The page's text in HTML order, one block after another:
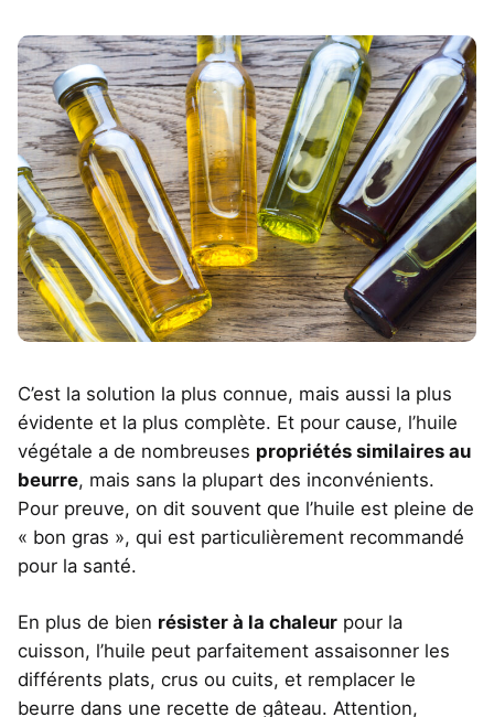
C’est la solution la plus connue, mais aussi la plus
évidente et la plus complète. Et pour cause, l’huile
végétale a de nombreuses propriétés similaires au
beurre, mais sans la plupart des inconvénients.
Pour preuve, on dit souvent que l’huile est pleine de
« bon gras », qui est particulièrement recommandé
pour la santé.
En plus de bien résister à la chaleur pour la
cuisson, l’huile peut parfaitement assaisonner les
différents plats, crus ou cuits, et remplacer le
beurre dans une recette de gâteau. Attention,